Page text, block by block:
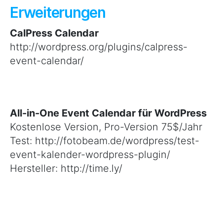
Erweiterungen
CalPress Calendar
http://wordpress.org/plugins/calpress-
event-calendar/
All-in-One Event Calendar für WordPress
Kostenlose Version, Pro-Version 75$/Jahr
Test: http://fotobeam.de/wordpress/test-
event-kalender-wordpress-plugin/
Hersteller: http://time.ly/